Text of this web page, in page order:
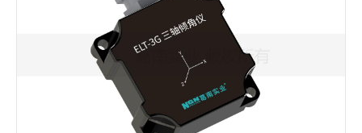
ELT-3G型三轴倾角仪主要用于长期精确测量物体在静
止状态下的倾斜角度变化。其主要应用场景包括但不限
于建筑、道路、桥梁、隧道、轨道等基础设施安全监
测，山体、边坡等自然地质灾害监测，古建筑、雕塑等
历史遗迹保护监测等。
查看详情